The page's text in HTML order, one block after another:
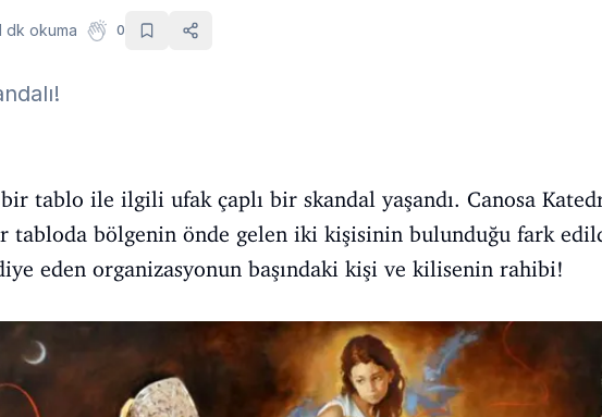
dk okuma 0
tablo ile ilgili ufak çaplı bir skandal yaşandı. Canosa
tabloda bölgenin önde gelen iki kişisinin bulunduğu fark
eden organizasyonun başındaki kişi ve kilisenin rahibi!